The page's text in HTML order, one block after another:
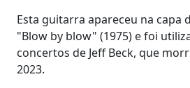
Esta guitarra apareceu na capa
"Blow by blow" (1975) e foi
concertos de Jeff Beck, que
2023.